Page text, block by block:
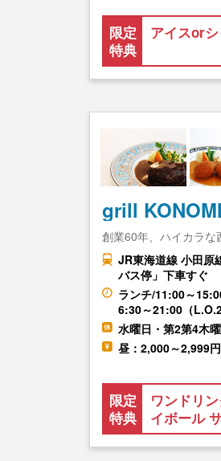
限定
特典
アイスor
grill
創業60年、ハイカラな
JR東海道線 小田原
バス停」下車すぐ
ランチ/11:00～
6:30～21:00（
水曜日・第2第4木
昼：2,000～2,999
限定
特典
ワンドリ
イボール